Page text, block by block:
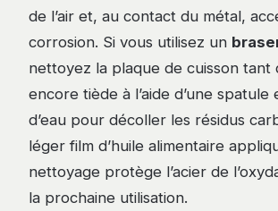
de l’air et, au contact du métal,
corrosion. Si vous utilisez un
nettoyez la plaque de cuisson tant
encore tiède à l’aide d’une spatule
d’eau pour décoller les résidus
léger film d’huile alimentaire
nettoyage protège l’acier de
la prochaine utilisation.